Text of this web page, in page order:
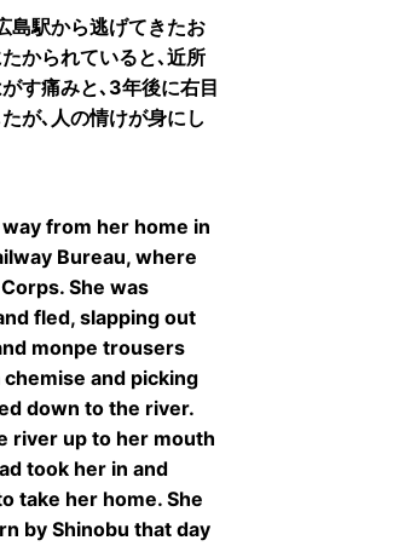
島駅から逃げてきたお
かられていると､近所
す痛みと､3年後に右目
が､人の情けが身にし
from her home in
Bureau, where
She was
fled, slapping out
monpe trousers
and picking
down to the river.
river up to her mouth
took her in and
take her home. She
by Shinobu that day